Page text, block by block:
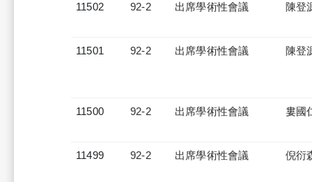
11502 92-2 出席學術性會議 陳登
11501 92-2 出席學術性會議 陳登
11500 92-2 出席學術性會議 婁國
11499 92-2 出席學術性會議 倪衍